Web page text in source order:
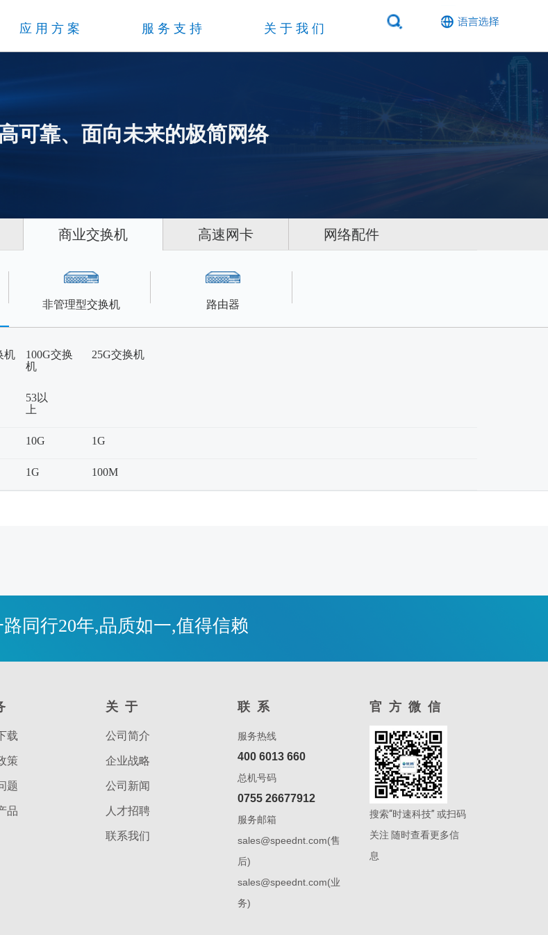
应用方案 服务支持 关于我们
可靠、面向未来的极简网络
商业交换机 高速网卡 网络配件
非管理型交换机 路由器
机
100G交换
机
25G交换机
53以
上
10G 1G
1G 100M
同行20年,品质如一,值得信赖
载
策
题
品
关于
公司简介
企业战略
公司新闻
人才招聘
联系我们
联系
服务热线
400 6013 660
总机号码
0755 26677912
服务邮箱
sales@speednt.com(售
后)
sales@speednt.com(业
务)
官方微信
搜索“时速科技” 或扫码
关注 随时查看更多信
息